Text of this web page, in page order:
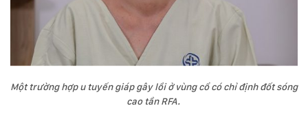
Một trường hợp u tuyến giáp gây lồi ở vùng cổ có chỉ định đốt sóng
cao tần RFA.